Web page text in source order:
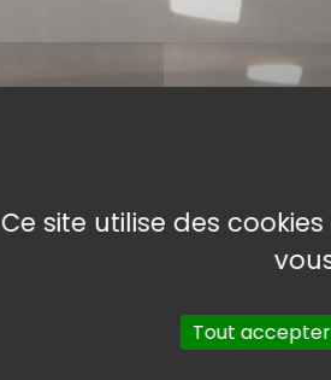
Ce site utilise des
Tout accepter